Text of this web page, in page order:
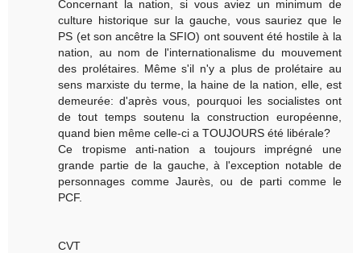
Concernant la nation, si vous aviez un minimum de
culture historique sur la gauche, vous sauriez que le
PS (et son ancêtre la SFIO) ont souvent été hostile à la
nation, au nom de l'internationalisme du mouvement
des prolétaires. Même s'il n'y a plus de prolétaire au
sens marxiste du terme, la haine de la nation, elle, est
demeurée: d'après vous, pourquoi les socialistes ont
de tout temps soutenu la construction européenne,
quand bien même celle-ci a TOUJOURS été libérale?
Ce tropisme anti-nation a toujours imprégné une
grande partie de la gauche, à l'exception notable de
personnages comme Jaurès, ou de parti comme le
PCF.
CVT